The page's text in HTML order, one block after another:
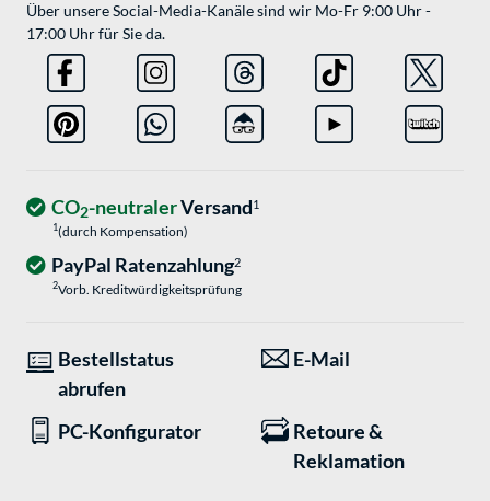
Über unsere Social-Media-Kanäle sind wir Mo-Fr 9:00 Uhr -
17:00 Uhr für Sie da.
CO2-neutralerVersand1
1(durch Kompensation)
PayPal Ratenzahlung2
2Vorb. Kreditwürdigkeitsprüfung
Bestellstatus
abrufen
E-Mail
PC-Konfigurator
Retoure &
Reklamation